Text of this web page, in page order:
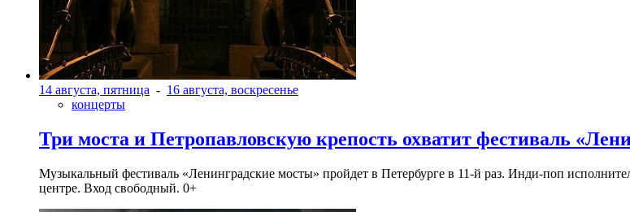
14 августа, пятница - 16 августа, воскресенье
концерты
Три моста и Петропавловскую крепость охватит фестиваль
Музыкальный фестиваль «Ленинградские мосты» пройдет в Петербурге в 11-й раз. Инди-поп
центре. Вход свободный. 0+